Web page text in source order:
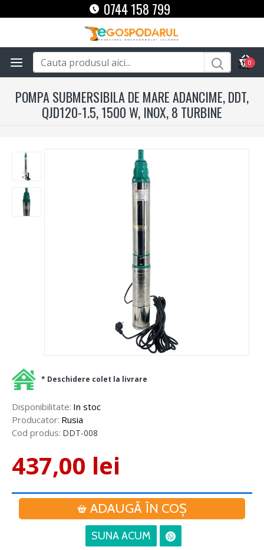
0744 158 799
0
POMPA SUBMERSIBILA DE MARE ADANCIME, DDT,
QJD120-1.5, 1500 W, INOX, 8 TURBINE
Disponibilitate: In stoc
Producator: Rusia
Cod produs: DDT-008
437,00 lei
ADAUGĂ ÎN COŞ
SUNA ACUM
* Deschidere colet la livrare